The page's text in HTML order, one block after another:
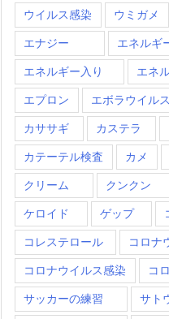
ウイルス感染 ウミガメ
エナジー エネルギ
エネルギー入り エネ
エプロン エボラウイルス
カササギ カステラ
カテーテル検査 カメ
クリーム クンクン
ケロイド ゲップ
コレステロール コロナ
コロナウイルス感染 コ
サッカーの練習 サト